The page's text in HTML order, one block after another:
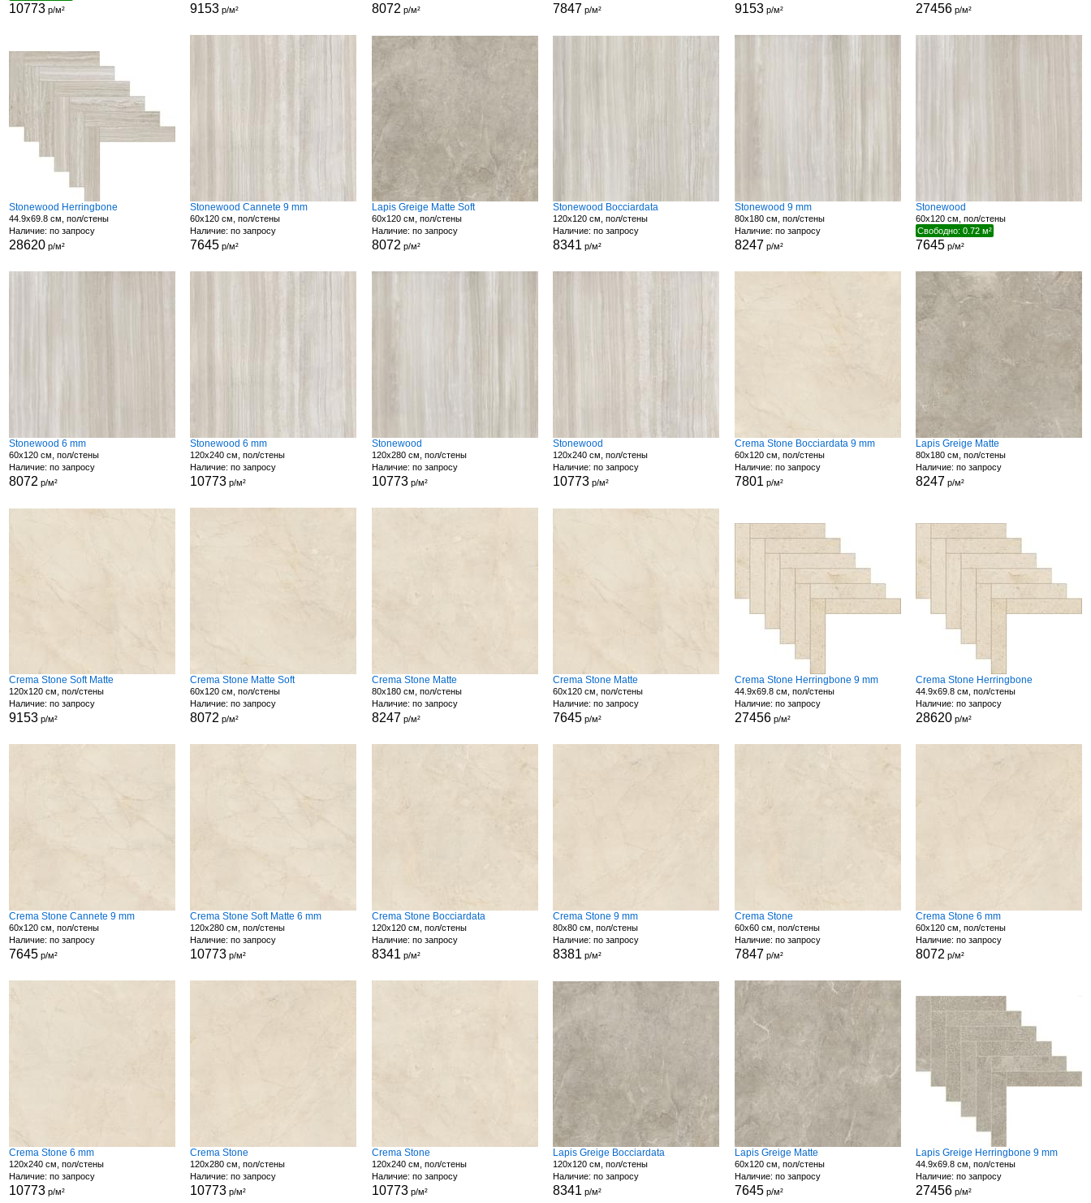
10773р/м² 9153 р/м² 8072 р/м² 7847 р/м² 9153р/м² 27456 р/м²
Stonewood Herringbone
44.9x69.8 см, пол/стены
Наличие: по запросу
28620р/м²
Stonewood Cannete 9 mm
60x120 см, пол/стены
Наличие: по запросу
7645 р/м²
Lapis Greige Matte Soft
60x120 см, пол/стены
Наличие: по запросу
8072 р/м²
Stonewood Bocciardata
120x120 см, пол/стены
Наличие: по запросу
8341 р/м²
Stonewood 9 mm
80x180 см, пол/стены
Наличие: по запросу
8247 р/м²
Stonewood
60x120 см, пол/стены
Свободно: 0.72 м²
7645 р/м²
Stonewood 6 mm
60x120 см, пол/стены
Наличие: по запросу
8072 р/м²
Stonewood 6 mm
120x240 см, пол/стены
Наличие: по запросу
10773 р/м²
Stonewood
120x280 см, пол/стены
Наличие: по запросу
10773р/м²
Stonewood
120x240 см, пол/стены
Наличие: по запросу
10773 р/м²
Crema Stone Bocciardata 9 mm
60x120 см, пол/стены
Наличие: по запросу
7801 р/м²
Lapis Greige Matte
80x180 см, пол/стены
Наличие: по запросу
8247 р/м²
Crema Stone Soft Matte
120x120 см, пол/стены
Наличие: по запросу
9153р/м²
Crema Stone Matte Soft
60x120 см, пол/стены
Наличие: по запросу
8072 р/м²
Crema Stone Matte
80x180 см, пол/стены
Наличие: по запросу
8247 р/м²
Crema Stone Matte
60x120 см, пол/стены
Наличие: по запросу
7645 р/м²
Crema Stone Herringbone 9 mm
44.9x69.8 см, пол/стены
Наличие: по запросу
27456р/м²
Crema Stone Herringbone
44.9x69.8 см, пол/стены
Наличие: по запросу
28620 р/м²
Crema Stone Cannete 9 mm
60x120 см, пол/стены
Наличие: по запросу
7645р/м²
Crema Stone Soft Matte 6 mm
120x280 см, пол/стены
Наличие: по запросу
10773 р/м²
Crema Stone Bocciardata
120x120 см, пол/стены
Наличие: по запросу
8341 р/м²
Crema Stone 9 mm
80x80 см, пол/стены
Наличие: по запросу
8381 р/м²
Crema Stone
60x60 см, пол/стены
Наличие: по запросу
7847 р/м²
Crema Stone 6 mm
60x120 см, пол/стены
Наличие: по запросу
8072 р/м²
Crema Stone 6 mm
120x240 см, пол/стены
Наличие: по запросу
10773р/м²
Crema Stone
120x280 см, пол/стены
Наличие: по запросу
10773 р/м²
Crema Stone
120x240 см, пол/стены
Наличие: по запросу
10773р/м²
Lapis Greige Bocciardata
120x120 см, пол/стены
Наличие: по запросу
8341 р/м²
Lapis Greige Matte
60x120 см, пол/стены
Наличие: по запросу
7645р/м²
Lapis Greige Herringbone 9 mm
44.9x69.8 см, пол/стены
Наличие: по запросу
27456 р/м²